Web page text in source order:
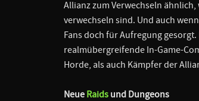
Allianz zum Verwechseln
verwechseln sind. Und auch
Fans doch für Aufregung
realmübergreifende In-Game-
Horde, als auch Kämpfer der
Neue Raids und Dungeons